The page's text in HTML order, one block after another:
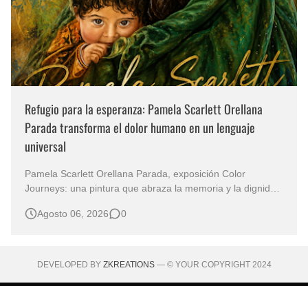
Refugio para la esperanza: Pamela Scarlett Orellana
Parada transforma el dolor humano en un lenguaje
universal
Pamela Scarlett Orellana Parada, exposición Color
Journeys: una pintura que abraza la memoria y la dignidad
obras no necesitan levantar la voz para permanecer en la
Agosto 06, 2026 0
DEVELOPED BY ZKREATIONS— © YOUR COPYRIGHT 2024